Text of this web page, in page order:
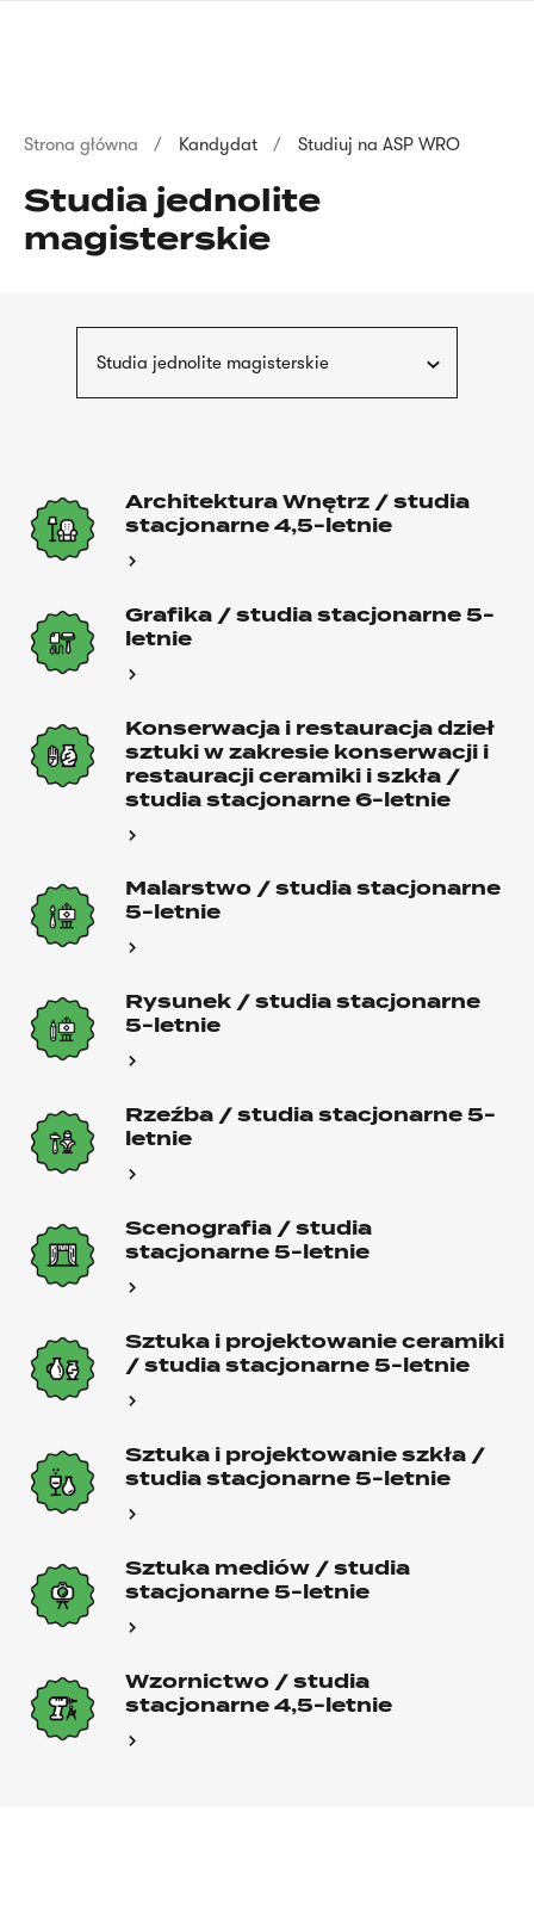
Ścieżka
nawigacyjna
Strona główna Kandydat Studiuj na ASP WRO
Studia jednolite
magisterskie
Studia jednolite magisterskie
Architektura Wnętrz / studia
stacjonarne 4,5-letnie
Grafika / studia stacjonarne 5-
letnie
Konserwacja i restauracja dzieł
sztuki w zakresie konserwacji i
restauracji ceramiki i szkła /
studia stacjonarne 6-letnie
Malarstwo / studia stacjonarne
5-letnie
Rysunek / studia stacjonarne
5-letnie
Rzeźba / studia stacjonarne 5-
letnie
Scenografia / studia
stacjonarne 5-letnie
Sztuka i projektowanie ceramiki
/ studia stacjonarne 5-letnie
Sztuka i projektowanie szkła /
studia stacjonarne 5-letnie
Sztuka mediów / studia
stacjonarne 5-letnie
Wzornictwo / studia
stacjonarne 4,5-letnie